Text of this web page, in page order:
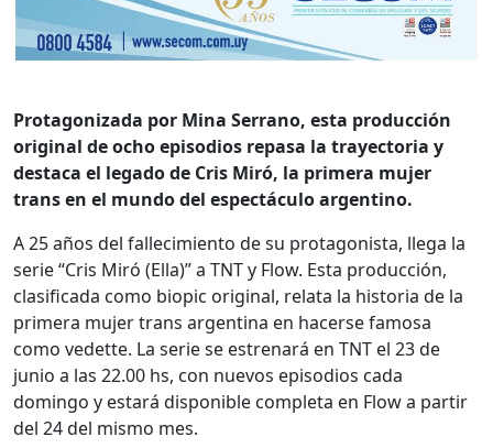
Protagonizada por Mina Serrano, esta producción
original de ocho episodios repasa la trayectoria y
destaca el legado de Cris Miró, la primera mujer
trans en el mundo del espectáculo argentino.
A 25 años del fallecimiento de su protagonista, llega la
serie “Cris Miró (Ella)” a TNT y Flow. Esta producción,
clasificada como biopic original, relata la historia de la
primera mujer trans argentina en hacerse famosa
como vedette. La serie se estrenará en TNT el 23 de
junio a las 22.00 hs, con nuevos episodios cada
domingo y estará disponible completa en Flow a partir
del 24 del mismo mes.